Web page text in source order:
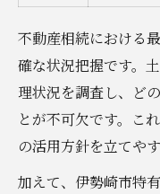
不動産相続における
確な状況把握です。
理状況を調査し、ど
とが不可欠です。こ
の活用方針を立てや
加えて、伊勢崎市特